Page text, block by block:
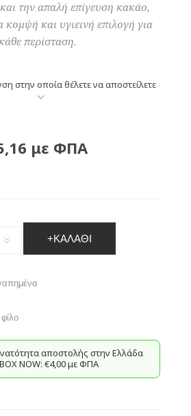
την απαλή επίγευση κακάο,
κομψή και υγιεινή επιλογή για
περίσταση.
στην οποία θέλετε να αποστείλετε
με ΦΠΑ
+ΚΑΛΆΘΙ
αποστολής στην Ελλάδα
ΝOW: €4,00 με ΦΠΑ